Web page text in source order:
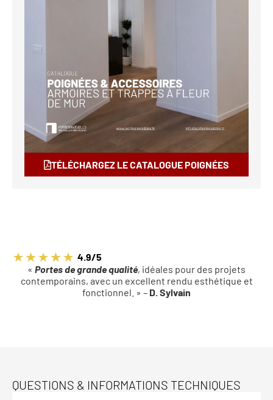
TÉLÉCHARGEZ LE CATALOGUE POIGNÉES
4.9/5
« Portes de grande qualité, idéales pour des projets
contemporains, avec un excellent rendu esthétique et
fonctionnel. » – D. Sylvain
QUESTIONS & INFORMATIONS TECHNIQUES